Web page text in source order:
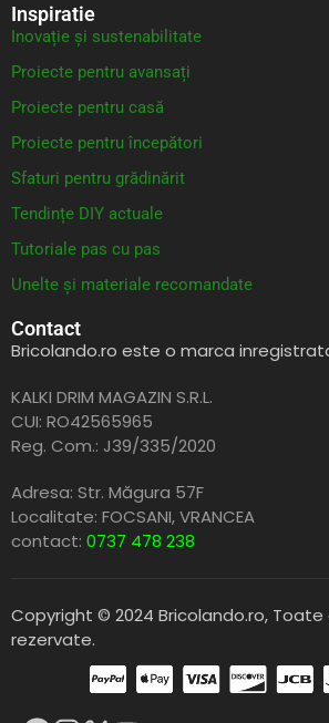
Inspiratie
Inovație și sustenabilitate
Proiecte pentru avansați
Proiecte pentru casă
Proiecte pentru începători
Sfaturi pentru grădinărit
Tendințe DIY actuale
Tutoriale pas cu pas
Unelte și materiale recomandate
Contact
Bricolando.ro este o marca
KALKI DRIM MAGAZIN S.R.L.
CUI: RO42565965
Reg. Com.: J39/335/2020
Adresa: Str. Măgura 57F
Localitate: FOCSANI,VRANCEA
contact: 0737 478 238
Copyright © 2024 Bricolando.ro,
rezervate.